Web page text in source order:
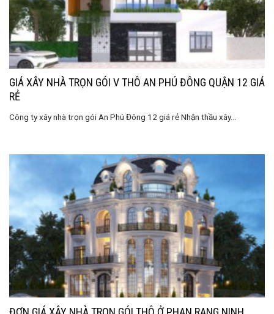
GIÁ XÂY NHÀ TRỌN GÓI V THÔ AN PHÚ ĐÔNG QUẬN 12 GIÁ
RẺ
Công ty xây nhà trọn gói An Phú Đông 12 giá rẻ Nhận thầu xây...